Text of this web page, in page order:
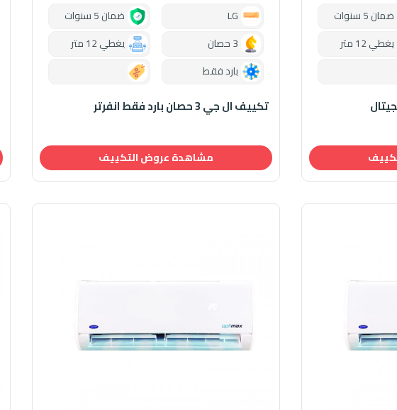
ضمان 5 سنوات
يغطي 12 متر
بارد فقط
ضمان 5 سنوات
يغطي 12 متر
تكييف ال جي 3 حصان بارد فقط انفرتر
مشاهدة عروض التكييف